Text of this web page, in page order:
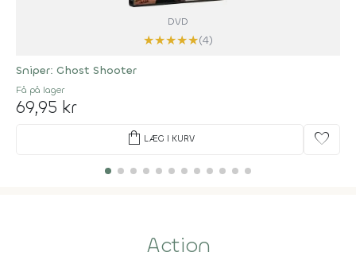
DVD
★★★★★(4)
Sniper: Ghost Shooter
Få på lager
69,95 kr
shopping_bag LÆG I KURV favorite
Action